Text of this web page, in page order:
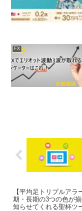
FX
【平均足トリプルアラ
期・長期の3つの色が
知らせてくれる聖杯ツ